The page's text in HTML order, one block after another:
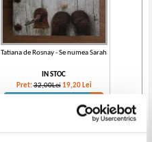
Tatiana de Rosnay - Se numea Sarah
IN STOC
Pret:32,00Lei 19,20 Lei